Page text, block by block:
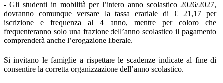
- Gli studenti in mobilità per l’intero anno scolastico 2026/2027,
dovranno comunque versare la tassa erariale di € 21,17 per
iscrizione e frequenza al 4 anno, mentre per coloro che
frequenteranno solo una frazione dell’anno scolastico il pagamento
comprenderà anche l’erogazione liberale.
Si invitano le famiglie a rispettare le scadenze indicate al fine di
consentire la corretta organizzazione dell’anno scolastico.